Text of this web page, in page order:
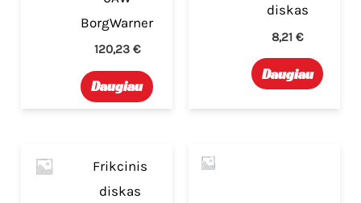
BorgWarner
120,23 €
Daugiau
diskas
8,21€
Daugiau
Frikcinis
diskas